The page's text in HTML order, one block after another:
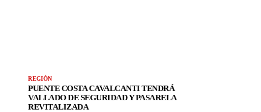
REGIÓN
PUENTE COSTA CAVALCANTI TENDRÁ
VALLADO DE SEGURIDAD Y PASARELA
REVITALIZADA